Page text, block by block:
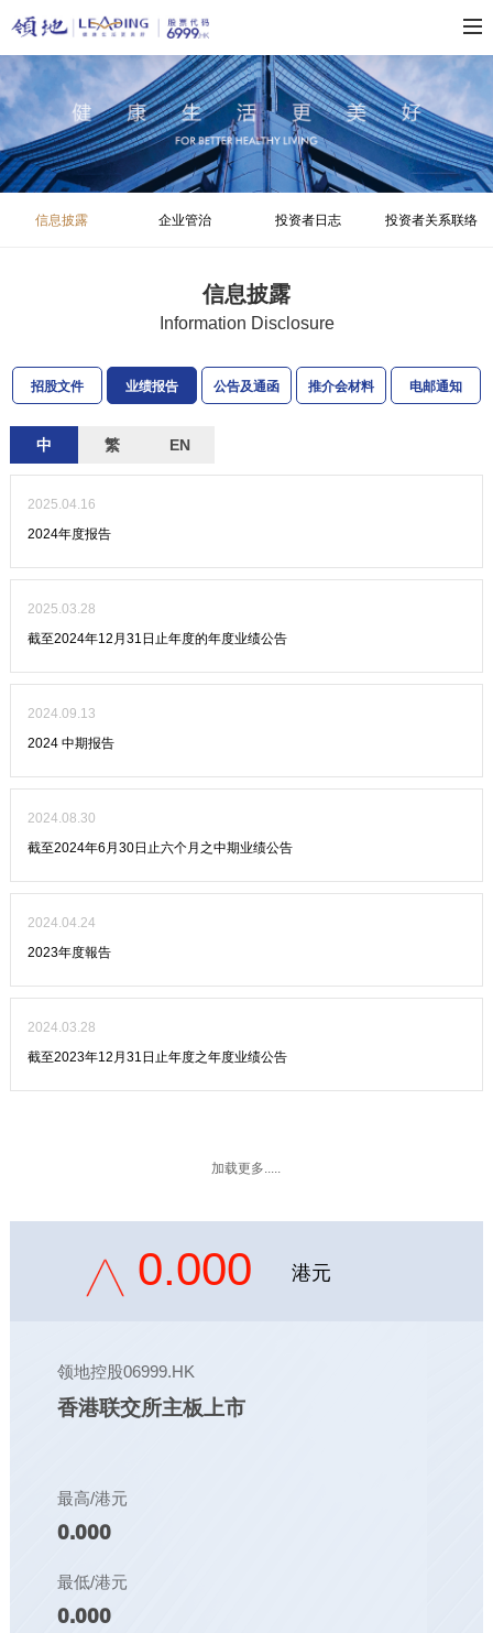
信息披露 企业管治 投资者日志 投资者关系联络
信息披露
Information Disclosure
招股文件 业绩报告 公告及通函 推介会材料 电邮通知
中 繁 EN
2025.04.16
2024年度报告
2025.03.28
截至2024年12月31日止年度的年度业绩公告
2024.09.13
2024 中期报告
2024.08.30
截至2024年6月30日止六个月之中期业绩公告
2024.04.24
2023年度報告
2024.03.28
截至2023年12月31日止年度之年度业绩公告
加载更多.....
0.000 港元
领地控股06999.HK
香港联交所主板上市
最高/港元
0.000
最低/港元
0.000